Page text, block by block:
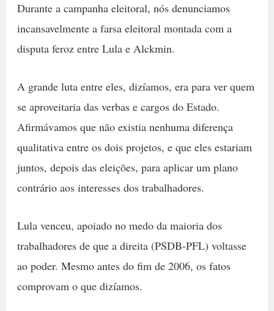
Durante a campanha eleitoral, nós denunciamos
incansavelmente a farsa eleitoral montada com a
disputa feroz entre Lula e Alckmin.
A grande luta entre eles, dizíamos, era para ver quem
se aproveitaria das verbas e cargos do Estado.
Afirmávamos que não existia nenhuma diferença
qualitativa entre os dois projetos, e que eles estariam
juntos, depois das eleições, para aplicar um plano
contrário aos interesses dos trabalhadores.
Lula venceu, apoiado no medo da maioria dos
trabalhadores de que a direita (PSDB-PFL) voltasse
ao poder. Mesmo antes do fim de 2006, os fatos
comprovam o que dizíamos.